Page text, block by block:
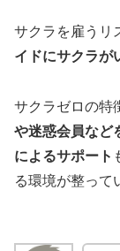
サクラを雇うリ
イドにサクラが
サクラゼロの特
や迷惑会員など
によるサポート
る環境が整って